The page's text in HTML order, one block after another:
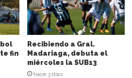
fin
Recibiendo a Gral.
Madariaga, debuta el
miércoles la SUB13
hace 3 días